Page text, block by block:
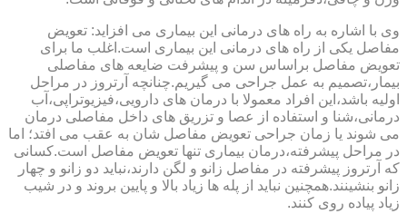
وی با اشاره به راه های درمانی این بیماری می افزاید: تعویض
مفاصل یکی از راه های درمانی این بیماری است.اغلب ما برای
تعویض مفاصل براساس سن و پیشرفت ضایعه های مفاصلی
بیمار،تصمیم به عمل جراحی می گیریم.چنانچه آرتروز در مراحل
اولیه باشد،این افراد معمولا با درمان های دارویی،فیزیوتراپی،آب
درمانی،شنا و استفاده از عصا و تزریق های داخل مفاصلی درمان
می شوند یا زمان جراحی تعویض مفاصل شان به عقب می افتد؛ اما
در مراحل پیشرفته،درمان بیماری تنها تعویض مفاصل است.کسانی
که آرتروز پیشرفته در مفاصل زانو و لگن دارند،نباید دو زانو و چهار
زانو بنشینند.همچنین نباید از پله ها زیاد بالا و پایین بروند و در شیب
زیاد پیاده روی کنند.